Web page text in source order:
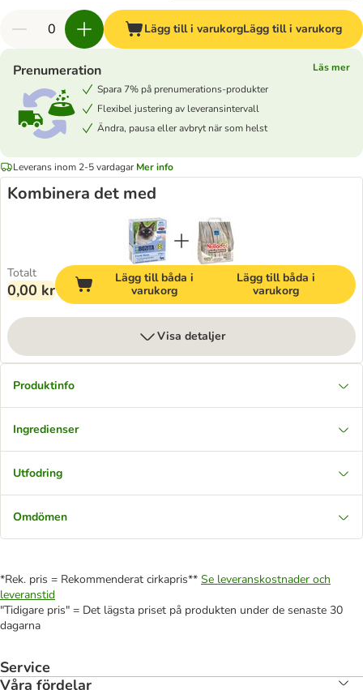
Lägg till i varukorgLägg till i varukorg
Prenumeration
Läs mer
Spara 7% på prenumerations-produkter
Flexibel justering av leveransintervall
Ändra, pausa eller avbryt när som helst
Leverans inom 2-5 vardagar Mer info
Kombinera det med
Totalt
0,00 kr
Lägg till båda i
varukorg
Lägg till båda i
varukorg
Visa detaljer
Produktinfo
Ingredienser
Utfodring
Omdömen
*Rek. pris = Rekommenderat cirkapris** Se leveranskostnader och
leveranstid
"Tidigare pris" = Det lägsta priset på produkten under de senaste 30
dagarna
Service
Våra fördelar